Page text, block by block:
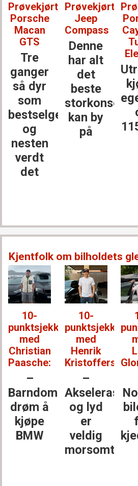
Prøvekjørt:
Porsche
Macan
GTS
Tre
ganger
så dyr
som
bestselgerne
og
nesten
verdt
det
Prøvekjørt:
Jeep
Compass
Denne
har alt
det
beste
kan by
på
Kjentfolk om bilholdets
10-
punktsjekken
med
Christian
Paasche:
–
Barndoms­
drøm å
kjøpe
BMW
10-
punktsjekken
med
Henrik
Kristoffersen:
–
Akselerasjon
og lyd
er
veldig
morsomt